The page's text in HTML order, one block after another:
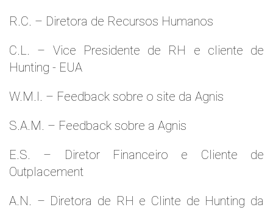
R.C. – Diretora de Recursos Humanos
C.L. – Vice Presidente de RH e cliente de
Hunting - EUA
W.M.l. – Feedback sobre o site da Agnis
S.A.M. – Feedback sobre a Agnis
E.S. – Diretor Financeiro e Cliente de
Outplacement
A.N. – Diretora de RH e Clinte de Hunting da